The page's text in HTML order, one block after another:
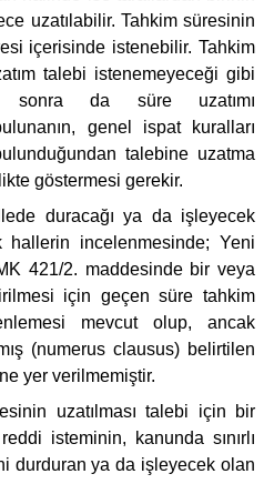
uzatılabilir. Tahkim süresinin
içerisinde istenebilir. Tahkim
talebi istenemeyeceği gibi
sonra da süre uzatımı
genel ispat kuralları
talebine uzatma
göstermesi gerekir.
duracağı ya da işleyecek
hallerin incelenmesinde; Yeni
421/2. maddesinde bir veya
için geçen süre tahkim
mevcut olup, ancak
(numerus clausus) belirtilen
yer verilmemiştir.
uzatılması talebi için bir
isteminin, kanunda sınırlı
durduran ya da işleyecek olan